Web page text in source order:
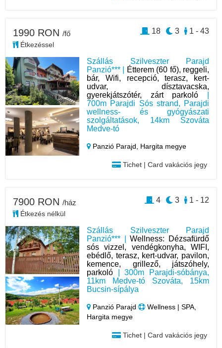
Szállás Szilveszter Parajd
Panzió*** |
Étterem (60 fő), reggeli,
bár, Wifi, recepció, terasz, kert-
udvar, dísztavacska,
gyerekjátszótér, zárt parkoló
700m Parajdi Sós strand, Parajdi
wellness- és gyógyászati
szolgáltatások, 14km Szováta
Medve-tó
Panzió Parajd, Hargita megye
Tichet | Card vakációs jegy
1990 RON /fő
Étkezéssel
1 - 43
3
18
Szállás Szilveszter Parajd
Panzió*** |Wellness: Dézsafürdő
sós vizzel, vendégkonyha, WIFI,
ebédlő, terasz, kert-udvar, pavilon,
kemence, grillező, játszóhely,
parkoló | 300m Parajdi-sóbánya,
11km Medve-tó Szováta, 15km
Bucsin-sípálya
Panzió Parajd
Wellness | SPA,
Hargita megye
Tichet | Card vakációs jegy
7900 RON /ház
Étkezés nélkül
1 - 12
3
4